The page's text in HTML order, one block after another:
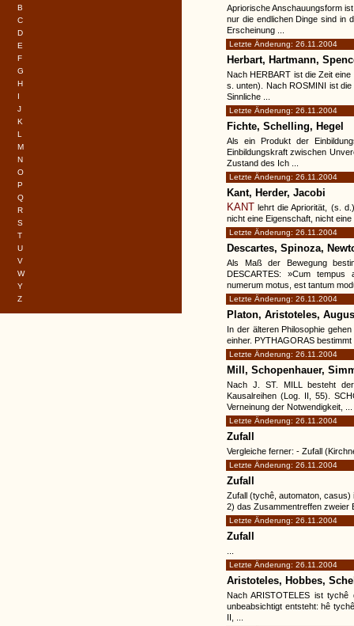
Apriorische Anschauungsform
nur die endlichen Dinge sind in
Erscheinung ...
Letzte Änderung: 26.11.2004
Herbart, Hartmann,
Nach HERBART ist die Zeit
s. unten). Nach ROSMINI ist
Sinnliche ...
Letzte Änderung: 26.11.2004
Fichte, Schelling, Hegel
Als ein Produkt der
Einbildungskraft zwischen
Zustand des Ich ...
Letzte Änderung: 26.11.2004
Kant, Herder, Jacobi
KANT lehrt die Apriorität, (s.
nicht eine Eigenschaft, nicht
Letzte Änderung: 26.11.2004
Descartes, Spinoza,
Als Maß der Bewegung
DESCARTES: »Cum tempus
numerum motus, est tantum
Letzte Änderung: 26.11.2004
Platon, Aristoteles,
In der älteren Philosophie
einher. PYTHAGORAS
Letzte Änderung: 26.11.2004
Mill, Schopenhauer,
Nach J. ST. MILL besteht
Kausalreihen (Log. II, 55).
Verneinung der Notwendigkeit, ...
Letzte Änderung: 26.11.2004
Zufall
Vergleiche ferner: - Zufall
Letzte Änderung: 26.11.2004
Zufall
Zufall (tychê, automaton,
2) das Zusammentreffen zweier
Letzte Änderung: 26.11.2004
Zufall
Letzte Änderung: 26.11.2004
Aristoteles, Hobbes,
Nach ARISTOTELES ist
unbeabsichtigt entsteht: hê
II, ...
B
C
D
E
F
G
H
I
J
K
L
M
N
O
P
Q
R
S
T
U
V
W
Y
Z